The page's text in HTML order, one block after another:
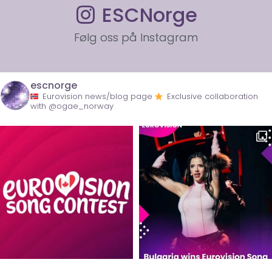
ESCNorge
Følg oss på Instagram
escnorge
Eurovision news/blog page
Exclusive collaboration
with @ogae_norway